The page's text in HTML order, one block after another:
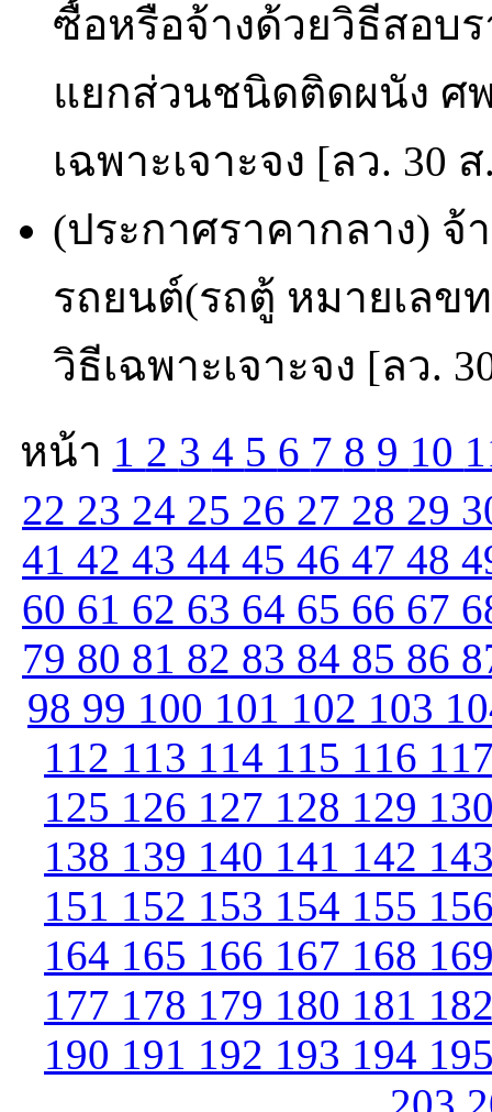
ซื้อหรือจ้างด้วยวิธีสอบ
แยกส่วนชนิดติดผนัง ศ
เฉพาะเจาะจง [ลว. 30
(ประกาศราคากลาง) จ้
รถยนต์(รถตู้ หมายเลข
วิธีเฉพาะเจาะจง [ลว.
หน้า 1 2 3 4 5 6 7 8 9 10
22 23 24 25 26 27 28 29
41 42 43 44 45 46 47 48
60 61 62 63 64 65 66 67
79 80 81 82 83 84 85 86
98 99 100 101 102 103
112 113 114 115 116
125 126 127 128 129
138 139 140 141 142
151 152 153 154 155
164 165 166 167 168
177 178 179 180 181
190 191 192 193 194